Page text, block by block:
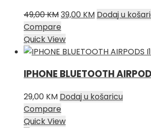
49,00KMIzvorna
cijena
bila
je:
39,00 KMTrenutna
39,00 KM.
Dodaj u
Compare
Quick View
IPHONE BLUETOOTH
29,00 KM Dodaj u košaricu
Compare
Quick View